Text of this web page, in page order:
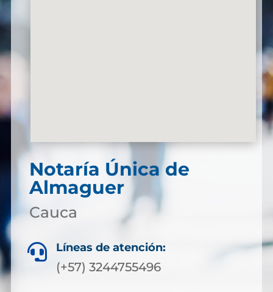
Notaría Única de
Almaguer
Cauca
 Líneas de atención:
(+57) 3244755496